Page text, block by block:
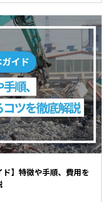
ド】特徴や手順、費用を